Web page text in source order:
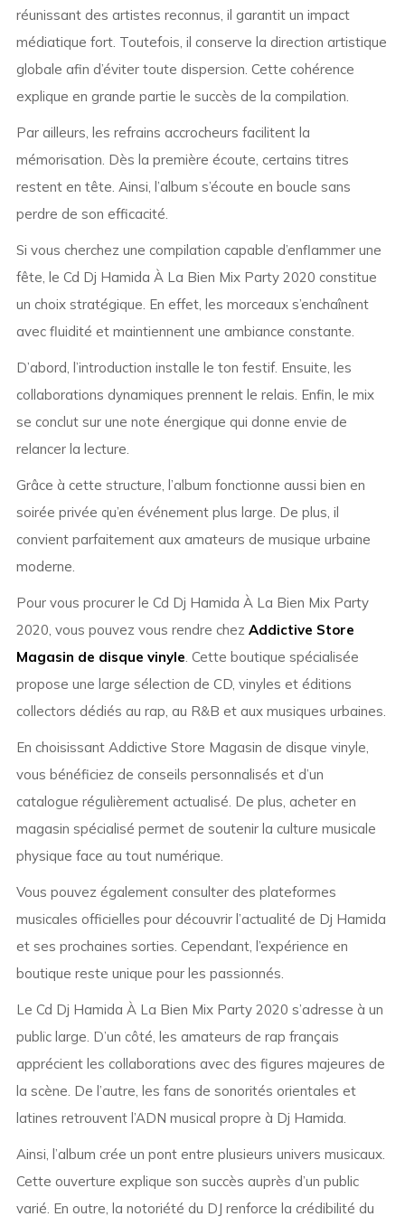
réunissant des artistes reconnus, il garantit un impact
médiatique fort. Toutefois, il conserve la direction artistique
globale afin d’éviter toute dispersion. Cette cohérence
explique en grande partie le succès de la compilation.
Par ailleurs, les refrains accrocheurs facilitent la
mémorisation. Dès la première écoute, certains titres
restent en tête. Ainsi, l’album s’écoute en boucle sans
perdre de son efficacité.
Si vous cherchez une compilation capable d’enflammer une
fête, le Cd Dj Hamida À La Bien Mix Party 2020 constitue
un choix stratégique. En effet, les morceaux s’enchaînent
avec fluidité et maintiennent une ambiance constante.
D’abord, l’introduction installe le ton festif. Ensuite, les
collaborations dynamiques prennent le relais. Enfin, le mix
se conclut sur une note énergique qui donne envie de
relancer la lecture.
Grâce à cette structure, l’album fonctionne aussi bien en
soirée privée qu’en événement plus large. De plus, il
convient parfaitement aux amateurs de musique urbaine
moderne.
Pour vous procurer le Cd Dj Hamida À La Bien Mix Party
2020, vous pouvez vous rendre chez Addictive Store
Magasin de disque vinyle. Cette boutique spécialisée
propose une large sélection de CD, vinyles et éditions
collectors dédiés au rap, au R&B et aux musiques urbaines.
En choisissant Addictive Store Magasin de disque vinyle,
vous bénéficiez de conseils personnalisés et d’un
catalogue régulièrement actualisé. De plus, acheter en
magasin spécialisé permet de soutenir la culture musicale
physique face au tout numérique.
Vous pouvez également consulter des plateformes
musicales officielles pour découvrir l’actualité de Dj Hamida
et ses prochaines sorties. Cependant, l’expérience en
boutique reste unique pour les passionnés.
Le Cd Dj Hamida À La Bien Mix Party 2020 s’adresse à un
public large. D’un côté, les amateurs de rap français
apprécient les collaborations avec des figures majeures de
la scène. De l’autre, les fans de sonorités orientales et
latines retrouvent l’ADN musical propre à Dj Hamida.
Ainsi, l’album crée un pont entre plusieurs univers musicaux.
Cette ouverture explique son succès auprès d’un public
varié. En outre, la notoriété du DJ renforce la crédibilité du